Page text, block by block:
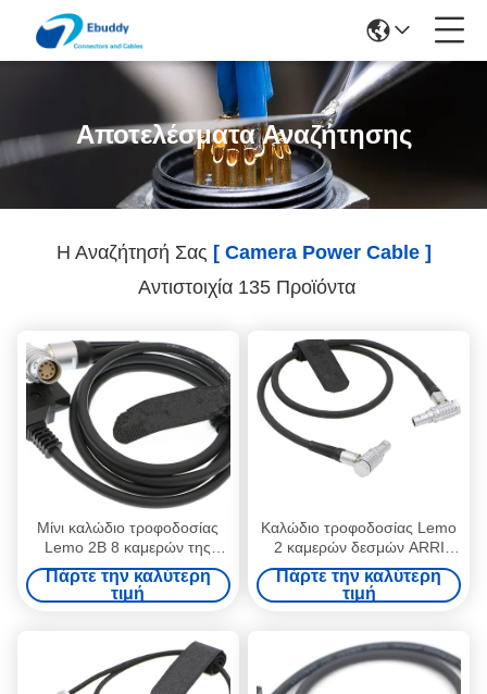
Αποτελέσματα Αναζήτησης
Η Αναζήτησή Σας [ Camera Power Cable ]
Αντιστοιχία 135 Προϊόντα
Μίνι καλώδιο τροφοδοσίας
Lemo 2B 8 καμερών της
Alexa Arri θηλυκό σωστής
γωνίας καρφιτσών στην δ-
βρύση
Πάρτε την καλύτερη
τιμή
Καλώδιο τροφοδοσίας Lemo
2 καμερών δεσμών ARRI
Alexa Teradek αρσενικό
καρφιτσών στη θηλυκή
σωστή γωνία 2 καρφιτσών
Πάρτε την καλύτερη
τιμή